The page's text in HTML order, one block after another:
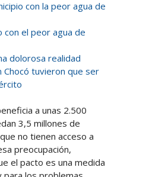
con la peor agua de
con el peor agua de
dolorosa realidad
Chocó tuvieron que ser
a unas 2.500
3,5 millones de
no tienen acceso a
preocupación,
el pacto es una medida